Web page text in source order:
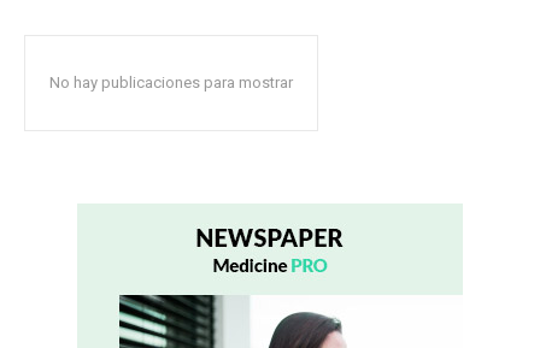
No hay publicaciones para mostrar